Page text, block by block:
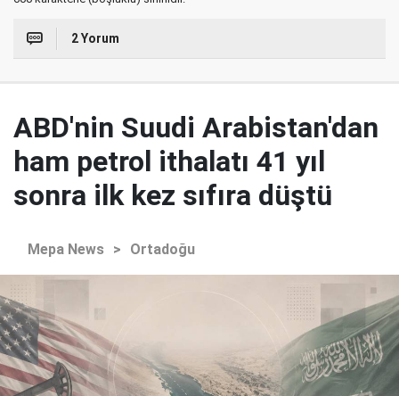
2 Yorum
ABD'nin Suudi Arabistan'dan
ham petrol ithalatı 41 yıl
sonra ilk kez sıfıra düştü
Mepa News > Ortadoğu